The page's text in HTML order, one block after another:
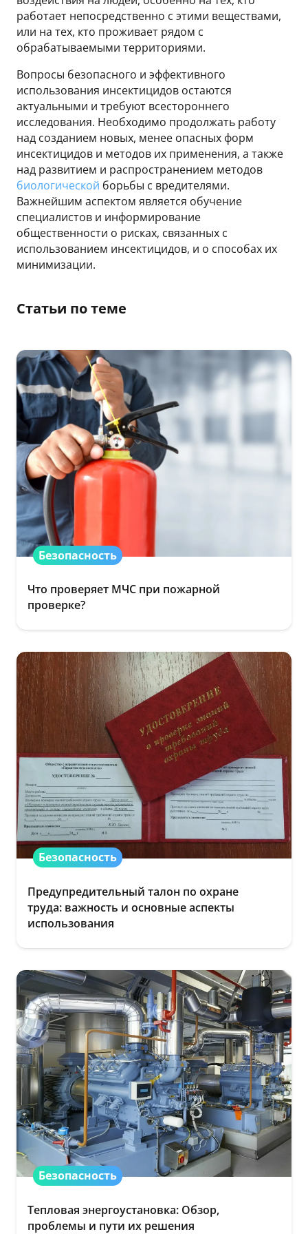
работает непосредственно с этими веществами,
или на тех, кто проживает рядом с
обрабатываемыми территориями.
Вопросы безопасного и эффективного
использования инсектицидов остаются
актуальными и требуют всестороннего
исследования. Необходимо продолжать работу
над созданием новых, менее опасных форм
инсектицидов и методов их применения, а также
над развитием и распространением методов
биологической борьбы с вредителями.
Важнейшим аспектом является обучение
специалистов и информирование
общественности о рисках, связанных с
использованием инсектицидов, и о способах их
минимизации.
Статьи по теме
Безопасность
Что проверяет МЧС при пожарной
проверке?
Безопасность
Предупредительный талон по охране
труда: важность и основные аспекты
использования
Безопасность
Тепловая энергоустановка: Обзор,
проблемы и пути их решения